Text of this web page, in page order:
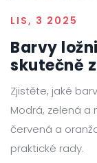
LIS, 3 2025
Barvy
skutečně
Zjistěte, jaké
Modrá, zelená a
červená a
praktické rady.